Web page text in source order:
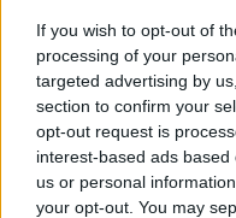
If you wish to opt-out of
processing of your
targeted advertising by
section to confirm your
opt-out request is
interest-based ads
us or personal
your opt-out. You may
AD
FOLGE UNS BEI